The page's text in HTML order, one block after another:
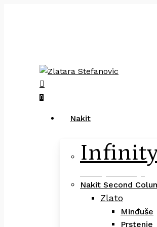
×
search
0
Nakit
Nakit Second
Zlato
Minđuše
Prstenje